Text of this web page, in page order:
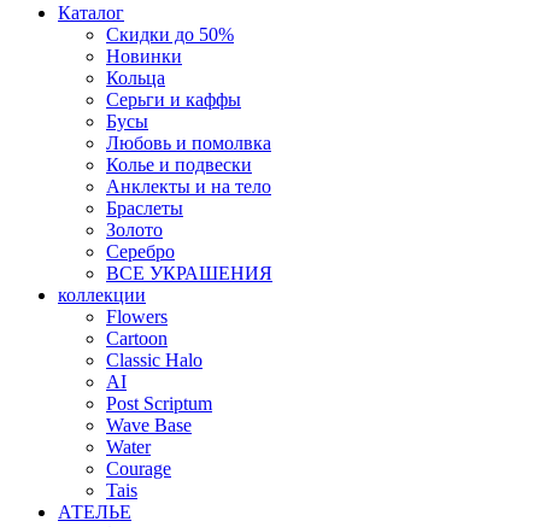
Каталог
Скидки до 50%
Новинки
Кольца
Серьги и каффы
Бусы
Любовь и помолвка
Колье и подвески
Анклекты и на тело
Браслеты
Золото
Серебро
ВСЕ УКРАШЕНИЯ
коллекции
Flowers
Cartoon
Classic Halo
AI
Post Scriptum
Wave Base
Water
Courage
Tais
АТЕЛЬЕ